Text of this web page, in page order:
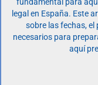
fundamental para
legal en España. Este
sobre las fechas, el
necesarios para
aquí